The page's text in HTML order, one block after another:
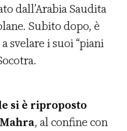
dall’Arabia Saudita
Subito dopo, è
svelare i suoi “piani
si è riproposto
, al confine con